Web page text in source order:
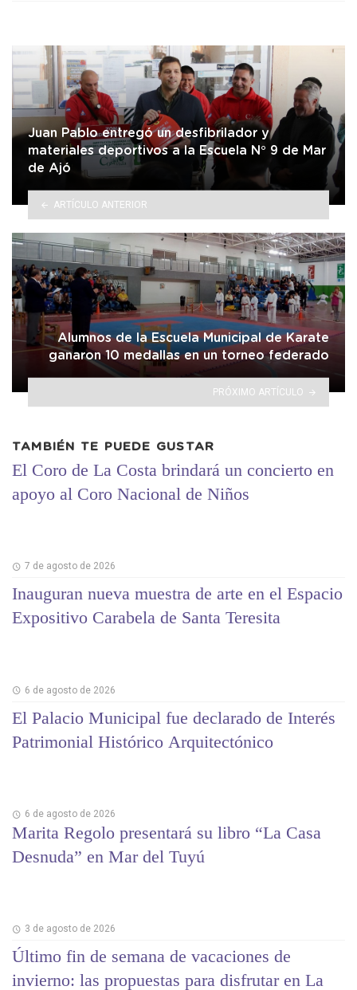
Juan Pablo entregó un desfibrilador y
materiales deportivos a la Escuela N° 9 de Mar
de Ajó
ARTÍCULO ANTERIOR
Alumnos de la Escuela Municipal de Karate
ganaron 10 medallas en un torneo federado
PRÓXIMO ARTÍCULO
TAMBIÉN TE PUEDE GUSTAR
El Coro de La Costa brindará un concierto en
apoyo al Coro Nacional de Niños
7 de agosto de 2026
Inauguran nueva muestra de arte en el Espacio
Expositivo Carabela de Santa Teresita
6 de agosto de 2026
El Palacio Municipal fue declarado de Interés
Patrimonial Histórico Arquitectónico
6 de agosto de 2026
Marita Regolo presentará su libro “La Casa
Desnuda” en Mar del Tuyú
3 de agosto de 2026
Último fin de semana de vacaciones de
invierno: las propuestas para disfrutar en La